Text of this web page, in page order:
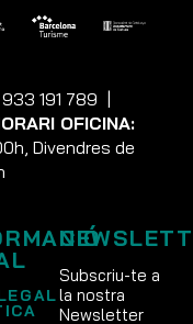
191 789 |
OFICINA:
Divendres de
Subscriu-te a
la nostra
Newsletter